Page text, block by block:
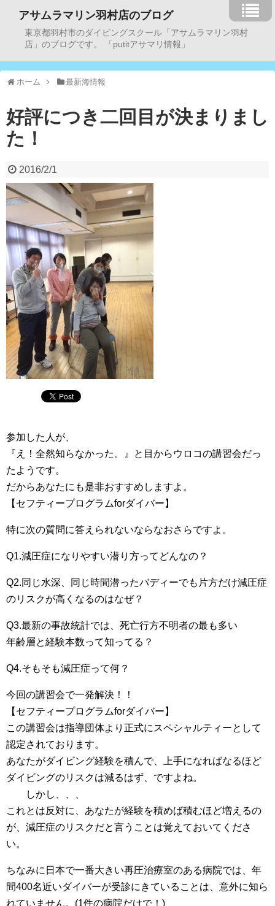
アサムラマリン羽村店のブログ
東京都羽村市のダイビングスクール「アサムラマリン羽村
店」のブログです。 「putitアサマリ情報」
ホーム 最新海情報
好評につき二回目が決まりまし
た！
2016/2/1
参加した人が、
『え！全然知らなかった。』と目からウロコの講習会だっ
たようです。
だからあなたにも是非おすすめしますよ。
【セフティープログラムforダイバー】
特に次の質問に答えられないならなおさらですよ。
Q1.減圧症になりやすい潜り方ってどんなの？
Q2.同じ水深、同じ時間潜ったバディーでも片方だけ減圧症
のリスクが高くなるのはなぜ？
Q3.最新の事故統計では、死亡行方不明者の最も多い
年齢層と経験本数って知ってる？
Q4.そもそも減圧症って何？
今回の講習会で一発解決！！
【セフティープログラムforダイバー】
この講習会は指導団体より正式にスペシャルティーとして
認定されております。
あなたがダイビング経験を積んで、上手になればなるほど
ダイビングのリスクは減るはず、ですよね。
しかし、、、
これとは反対に、あなたが経験を積めば積むほど増えるの
が、減圧症のリスクだと言うことは覚えておいてくださ
い。
ちなみに日本で一番大きい再圧治療室のある病院では、年
間400名近いダイバーが受診にきていることは、意外に知ら
れていません。(1件の病院だけで！)